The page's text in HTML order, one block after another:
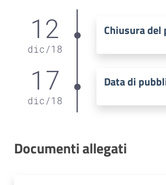
12
dic /18
Chiusura del
17
dic /18
Data di
Documenti allegati